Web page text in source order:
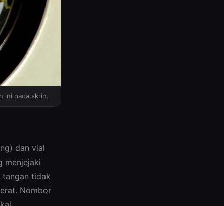
ini pada skrin.
dan vial
menjejaki
tangan tidak
Nombor